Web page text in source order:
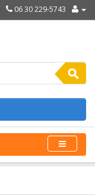
06 30 229-5743